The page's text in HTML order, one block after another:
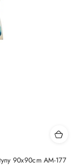
90x90cm AM-177